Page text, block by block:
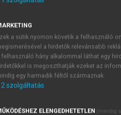
a hólyagjában. Az
meghaladó mennyiségű
neurogen ok.
az okoknak a
lesz felszámolható.
nagy
Figyelemmel kell lenni
a fizikális
a krónikusan fennálló
a sütik nyomon követik a felhasználó
a hirdetők relevánsabb
felhasználó hány alkalommal láthat egy
is megoszthatják ezeket az
egy harmadik féltől származnak.
2szolgáltatás
ELENGEDHETETLEN (mindig